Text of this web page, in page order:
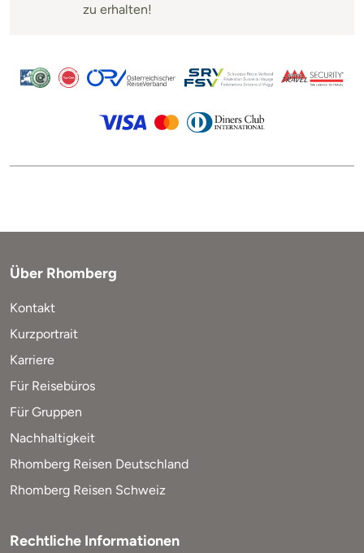
zu erhalten!
Über Rhomberg
Kontakt
Kurzportrait
Karriere
Für Reisebüros
Für Gruppen
Nachhaltigkeit
Rhomberg Reisen Deutschland
Rhomberg Reisen Schweiz
Rechtliche Informationen